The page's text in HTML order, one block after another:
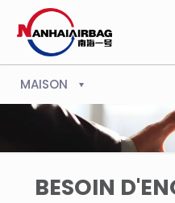
MAISON
BESOIN